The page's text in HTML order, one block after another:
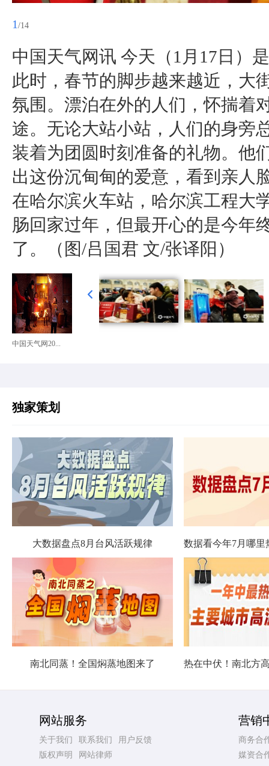
1 /14
中国天气网讯 今天（1月17日）
此时，春节的脚步越来越近，大
氛围。漂泊在外的人们，怀揣着
途。无论大站小站，人们的身旁
装着为团圆时刻准备的礼物。他
出这份沉甸甸的爱意，看到亲人
在哈尔滨火车站，哈尔滨工程大
肠回家过年，但最开心的是今年
了。（图/吕国君 文/张译阳）
中国天气网20...
独家策划
大数据盘点8月台风活跃规律
南北同蒸！全国焖蒸地图来了
网站服务
关于我们 联系我们
用户反馈
版权声明
网站律师
营销
商务合
媒资合